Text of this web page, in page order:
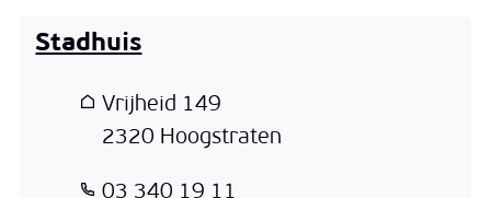
Populair
Stadhuis
Adres Vrijheid 149
,2320 Hoogstraten
03 340 19 11